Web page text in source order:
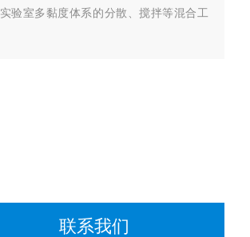
验室多黏度体系的分散、搅拌等混合工
联系我们